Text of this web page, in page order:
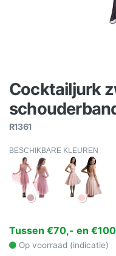
Cocktailjurk
R1361
BESCHIKBARE KLEUREN
Tussen €70,- en
Op voorraad (indicatie)